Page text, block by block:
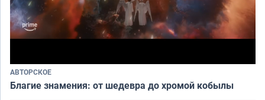
АВТОРСКОЕ
Благие знамения: от шедевра до хромой кобылы